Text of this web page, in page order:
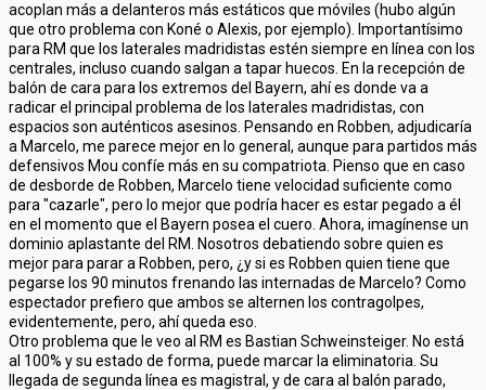
acoplan más a delanteros más estáticos que móviles (hubo algún
que otro problema con Koné o Alexis, por ejemplo). Importantísimo
para RM que los laterales madridistas estén siempre en línea con los
centrales, incluso cuando salgan a tapar huecos. En la recepción de
balón de cara para los extremos del Bayern, ahí es donde va a
radicar el principal problema de los laterales madridistas, con
espacios son auténticos asesinos. Pensando en Robben, adjudicaría
a Marcelo, me parece mejor en lo general, aunque para partidos más
defensivos Mou confíe más en su compatriota. Pienso que en caso
de desborde de Robben, Marcelo tiene velocidad suficiente como
para "cazarle", pero lo mejor que podría hacer es estar pegado a él
en el momento que el Bayern posea el cuero. Ahora, imagínense un
dominio aplastante del RM. Nosotros debatiendo sobre quien es
mejor para parar a Robben, pero, ¿y si es Robben quien tiene que
pegarse los 90 minutos frenando las internadas de Marcelo? Como
espectador prefiero que ambos se alternen los contragolpes,
evidentemente, pero, ahí queda eso.
Otro problema que le veo al RM es Bastian Schweinsteiger. No está
al 100% y su estado de forma, puede marcar la eliminatoria. Su
llegada de segunda línea es magistral, y de cara al balón parado,